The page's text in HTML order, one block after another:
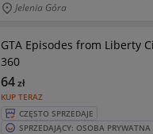
Jelenia Góra
GTA Episodes from Liberty
360
KUP TERAZ
64zł
CZĘSTO SPRZEDAJE
SPRZEDAJĄCY: OSOBA PRYWATNA